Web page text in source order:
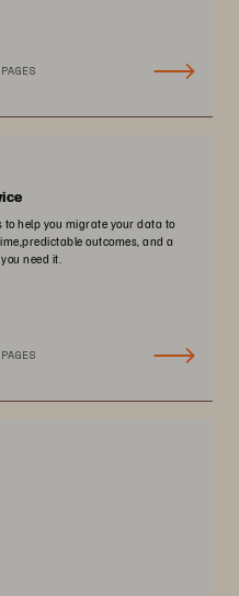
help you migrate your data to
outcomes, and a
need it.